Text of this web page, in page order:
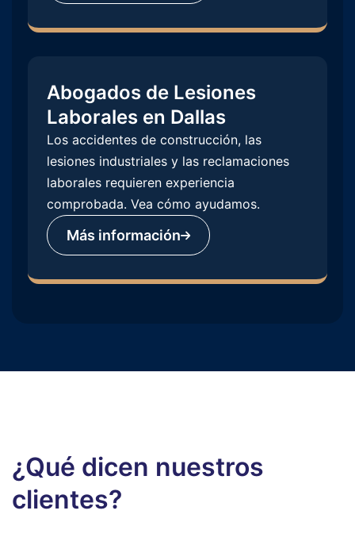
Abogados de Lesiones
Laborales en Dallas
Los accidentes de construcción, las
lesiones industriales y las reclamaciones
laborales requieren experiencia
comprobada. Vea cómo ayudamos.
Más información
¿Qué dicen nuestros
clientes?